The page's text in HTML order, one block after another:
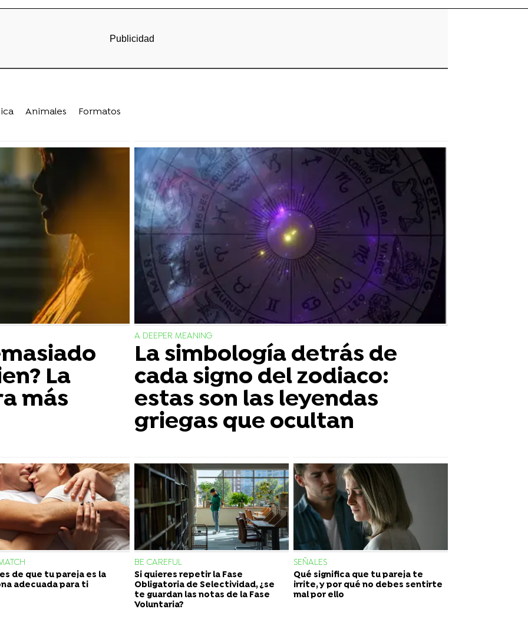
Animales Formatos
La
más
A DEEPER MEANING
La simbología detrás de
cada signo del zodiaco:
estas son las leyendas
griegas que ocultan
de que tu pareja es la
adecuada para ti
BE CAREFUL
Si quieres repetir la Fase
Obligatoria de Selectividad, ¿se
te guardan las notas de la Fase
Voluntaria?
SEÑALES
Qué significa que tu pareja te
irrite, y por qué no debes sentirte
mal por ello